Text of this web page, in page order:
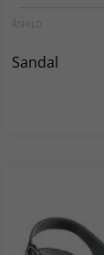
ÅSHILD
Sandal